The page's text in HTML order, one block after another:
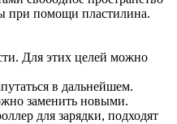
при помощи пластилина.
Для этих целей можно
в дальнейшем.
заменить новыми.
для зарядки, подходят